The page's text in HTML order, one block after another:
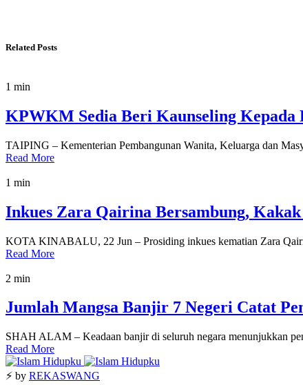
Related Posts
1 min
KPWKM Sedia Beri Kaunseling Kepada
TAIPING – Kementerian Pembangunan Wanita, Keluarga dan
Read More
1 min
Inkues Zara Qairina Bersambung,
KOTA KINABALU, 22 Jun – Prosiding inkues kematian Zara
Read More
2 min
Jumlah Mangsa Banjir 7 Negeri Catat
SHAH ALAM – Keadaan banjir di seluruh negara menunjukkan
Read More
⚡ by REKASWANG